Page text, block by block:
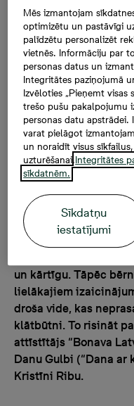
Ideālā
jāstāv
06.08.2021, 11:43
funkcionālais, gan
iekārtotā bērnistabā
uzdevumi: drošība,
un kārtīgu. Tāpēc
lielākajiem
droša vide, kas
klātbūtni. To risināt
attīstītājs “Bonava
Danu Gulbi (“Dana
Kristīni Ribu.
Mēs izmantojam
optimizētu un pastāvīgi
palīdzētu personalizēt
vietnēs. Informāciju par
personas datus un
Integritātes paziņojumā
Izvēloties „Pieņemt visas
trešo pušu pakalpojumu
personas datu apstrādei.
varat pielāgot
un noraidīt visus
uzturēšanai.Integritātes
sīkdatnēm.
Sīkdatņu
iestatījumi